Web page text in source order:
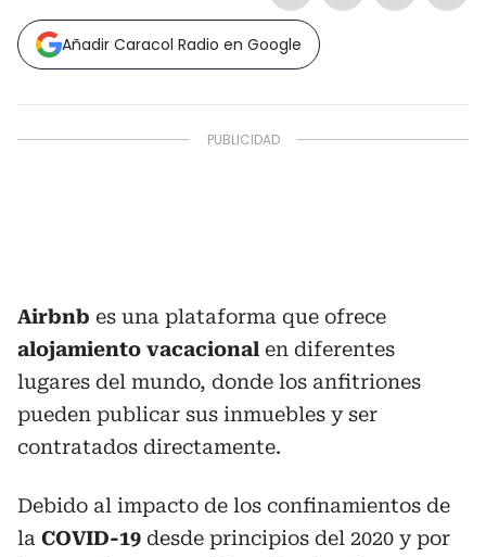
Añadir Caracol Radio en Google
Airbnb es una plataforma que ofrece
alojamiento vacacional en diferentes
lugares del mundo, donde los anfitriones
pueden publicar sus inmuebles y ser
contratados directamente.
Debido al impacto de los confinamientos de
la COVID-19 desde principios del 2020 y por